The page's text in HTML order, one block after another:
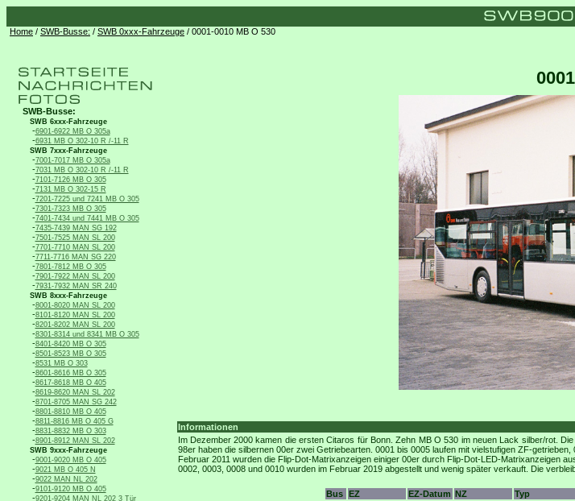
Home / SWB-Busse: / SWB 0xxx-Fahrzeuge / 0001-0010 MB O 530
SWB-Busse:
SWB 6xxx-Fahrzeuge
-6901-6922 MB O 305a
-6931 MB O 302-10 R /-11 R
SWB 7xxx-Fahrzeuge
-7001-7017 MB O 305a
-7031 MB O 302-10 R /-11 R
-7101-7126 MB O 305
-7131 MB O 302-15 R
-7201-7225 und 7241 MB O 305
-7301-7323 MB O 305
-7401-7434 und 7441 MB O 305
-7435-7439 MAN SG 192
-7501-7525 MAN SL 200
-7701-7710 MAN SL 200
-7711-7716 MAN SG 220
-7801-7812 MB O 305
-7901-7922 MAN SL 200
-7931-7932 MAN SR 240
SWB 8xxx-Fahrzeuge
-8001-8020 MAN SL 200
-8101-8120 MAN SL 200
-8201-8202 MAN SL 200
-8301-8314 und 8341 MB O 305
-8401-8420 MB O 305
-8501-8523 MB O 305
-8531 MB O 303
-8601-8616 MB O 305
-8617-8618 MB O 405
-8619-8620 MAN SL 202
-8701-8705 MAN SG 242
-8801-8810 MB O 405
-8811-8816 MB O 405 G
-8831-8832 MB O 303
-8901-8912 MAN SL 202
SWB 9xxx-Fahrzeuge
-9001-9020 MB O 405
-9021 MB O 405 N
-9022 MAN NL 202
-9101-9120 MB O 405
-9201-9204 MAN NL 202 3 Tür
Informationen
Im Dezember 2000 kamen die ersten Citaros für Bonn. Zehn MB O 530 im neuen Lack silber/rot.
98er haben die silbernen 00er zwei Getriebearten. 0001 bis 0005 laufen mit vielstufigen ZF-
Februar 2011 wurden die Flip-Dot-Matrixanzeigen einiger 00er durch Flip-Dot-LED-Matrixanzeigen
0002, 0003, 0008 und 0010 wurden im Februar 2019 abgestellt und wenig später verkauft. Die
Bus EZ EZ-Datum NZ Typ